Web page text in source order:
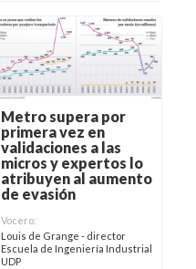
Metro supera por
primera vez en
validaciones a las
micros y expertos lo
atribuyen al aumento
de evasión
Vocero:
Louis de Grange - director
Escuela de Ingeniería Industrial
UDP